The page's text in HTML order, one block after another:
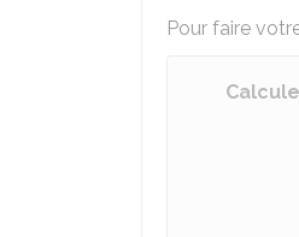
Pour faire